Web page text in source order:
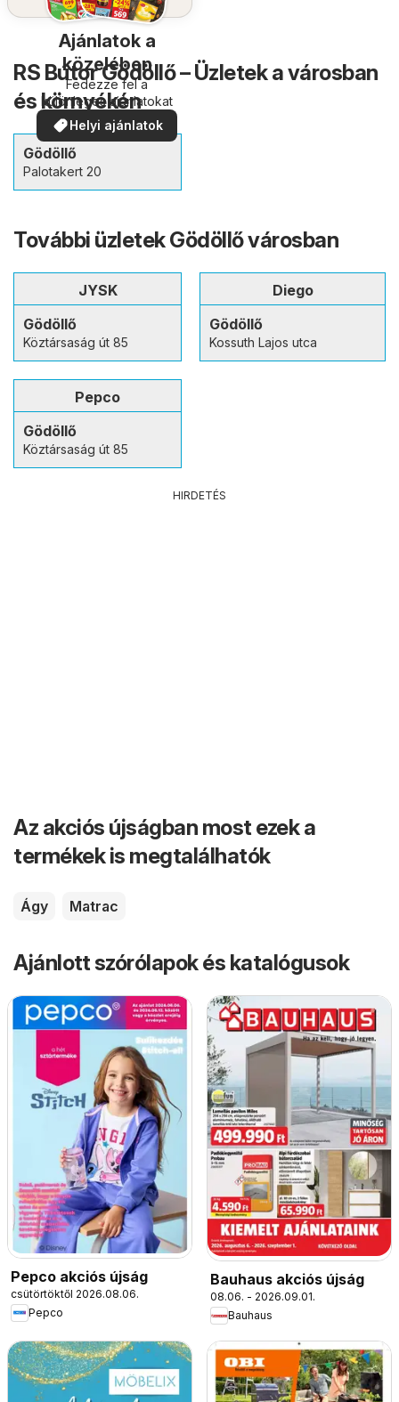
Ajánlatok a
közelében
Fedezze fel a
különleges ajánlatokat
Helyi ajánlatok
RS Bútor Gödöllő – Üzletek a városban
és környékén
Gödöllő
Palotakert 20
További üzletek Gödöllő városban
JYSK
Gödöllő
Köztársaság út 85
Diego
Gödöllő
Kossuth Lajos utca
Pepco
Gödöllő
Köztársaság út 85
HIRDETÉS
Az akciós újságban most ezek a
termékek is megtalálhatók
Ágy Matrac
Ajánlott szórólapok és katalógusok
Pepco akciós újság
csütörtöktől 2026.08.06.
Pepco
Bauhaus akciós újság
08.06. - 2026.09.01.
Bauhaus